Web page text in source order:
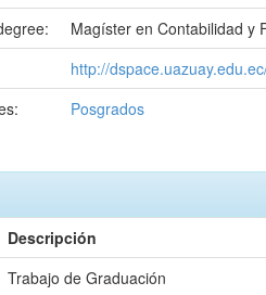
Magíster en Contabilidad y
http://
Posgrados
Descripción
Trabajo de Graduación